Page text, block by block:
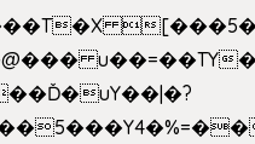

u��=��TY